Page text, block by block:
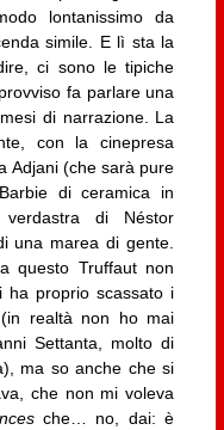
lontanissimo da
simile. E lì sta la
ci sono le tipiche
fa parlare una
di narrazione. La
con la cinepresa
Adjani (che sarà pure
di ceramica in
verdastra di Néstor
una marea di gente.
questo Truffaut non
ha proprio scassato i
realtà non ho mai
Settanta, molto di
ma so anche che si
che non mi voleva
che… no, dai: è